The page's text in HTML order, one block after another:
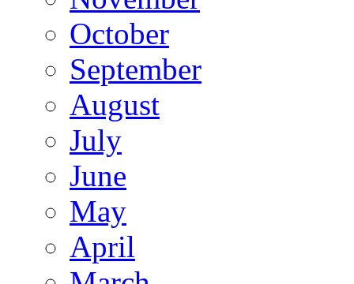
October
September
August
July
June
May
April